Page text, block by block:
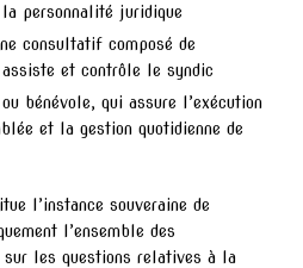
personnalité juridique
consultatif composé de
et contrôle le syndic
bénévole, qui assure l’exécution
et la gestion quotidienne de
l’instance souveraine de
l’ensemble des
les questions relatives à la